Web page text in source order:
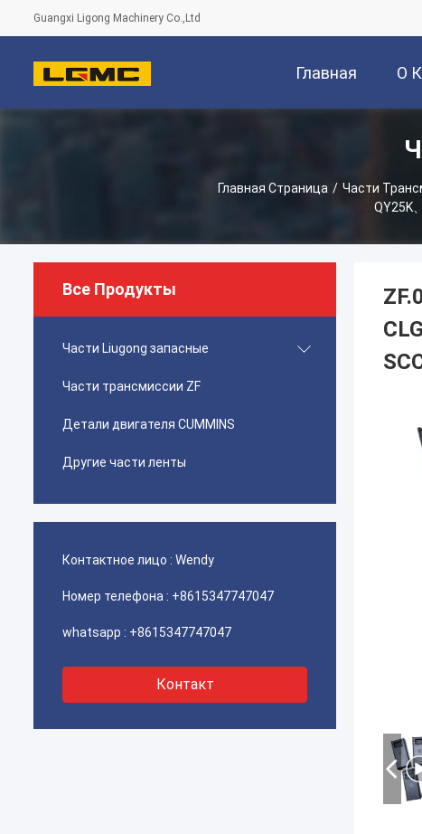
Guangxi Ligong Machinery Co.,Ltd
Главная О
Главная Страница / Части
QY25K
Все Продукты
Части Liugong запасные
Части трансмиссии ZF
Детали двигателя CUMMINS
Другие части ленты
Контактное лицо : Wendy
Номер телефона : +8615347747047
whatsapp : +8615347747047
Контакт